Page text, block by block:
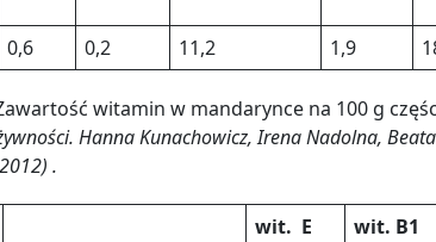
0,6 0,2 11,2 1,9
witamin w mandarynce na 100 g
Hanna Kunachowicz, Irena Nadolna,
.
wit. E
wit. B1